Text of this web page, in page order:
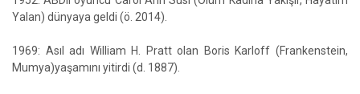
Yalan) dünyaya geldi (ö. 2014).
1969: Asıl adı William H. Pratt olan Boris Karloff (Frankenstein,
Mumya)yaşamını yitirdi (d. 1887).